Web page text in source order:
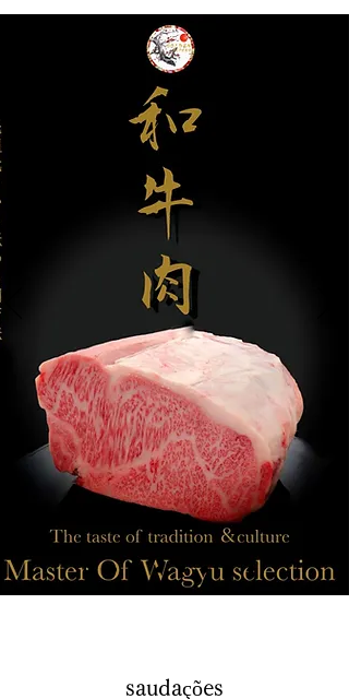
saudações